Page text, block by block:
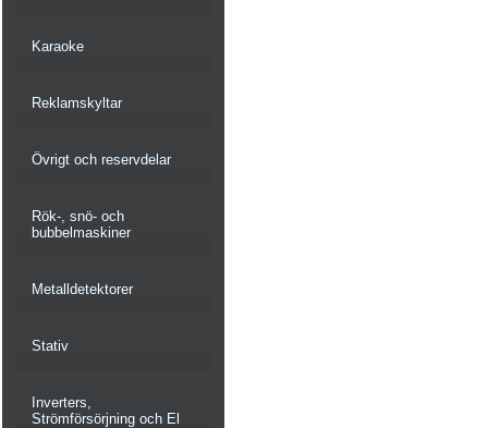
Karaoke
Reklamskyltar
Övrigt och reservdelar
Rök-, snö- och
bubbelmaskiner
Metalldetektorer
Stativ
Inverters,
Strömförsörjning och El